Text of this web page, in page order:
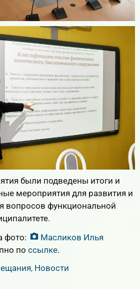
были подведены итоги и
мероприятия для развития и
вопросов функциональной
фото:
Масликов Илья
по ссылке.
, Новости